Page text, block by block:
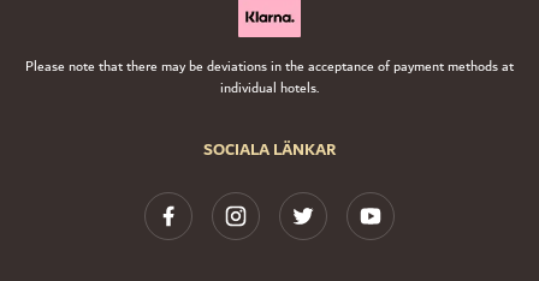
SOCIALA LÄNKAR
Please note that there may be deviations in the acceptance of payment methods at
individual hotels.